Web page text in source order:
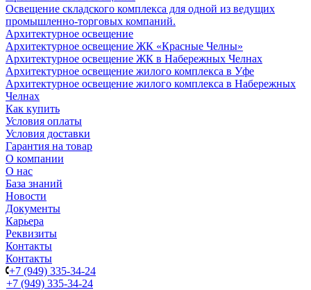
Освещение складского комплекса для одной из ведущих
промышленно-торговых компаний.
Архитектурное освещение
Архитектурное освещение ЖК «Красные Челны»
Архитектурное освещение ЖК в Набережных Челнах
Архитектурное освещение жилого комплекса в Уфе
Архитектурное освещение жилого комплекса в Набережных
Челнах
Как купить
Условия оплаты
Условия доставки
Гарантия на товар
О компании
О нас
База знаний
Новости
Документы
Карьера
Реквизиты
Контакты
Контакты
+7 (949) 335-34-24
+7 (949) 335-34-24